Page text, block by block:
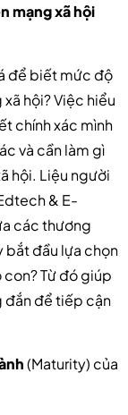
mạng xã hội
để biết mức độ
hội? Việc hiểu
chính xác mình
và cần làm gì
hội. Liệu người
& E-
các thương
bắt đầu lựa chọn
Từ đó giúp
đắn để tiếp cận
(Maturity) của